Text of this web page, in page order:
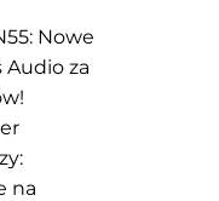
Nowe
Audio za
na